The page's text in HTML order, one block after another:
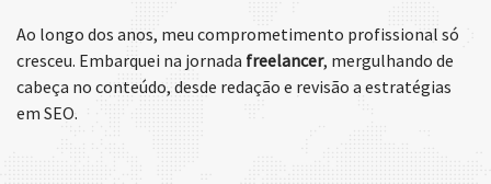
Ao longo dos anos, meu comprometimento profissional só
cresceu. Embarquei na jornada freelancer, mergulhando de
cabeça no conteúdo, desde redação e revisão a estratégias
em SEO.